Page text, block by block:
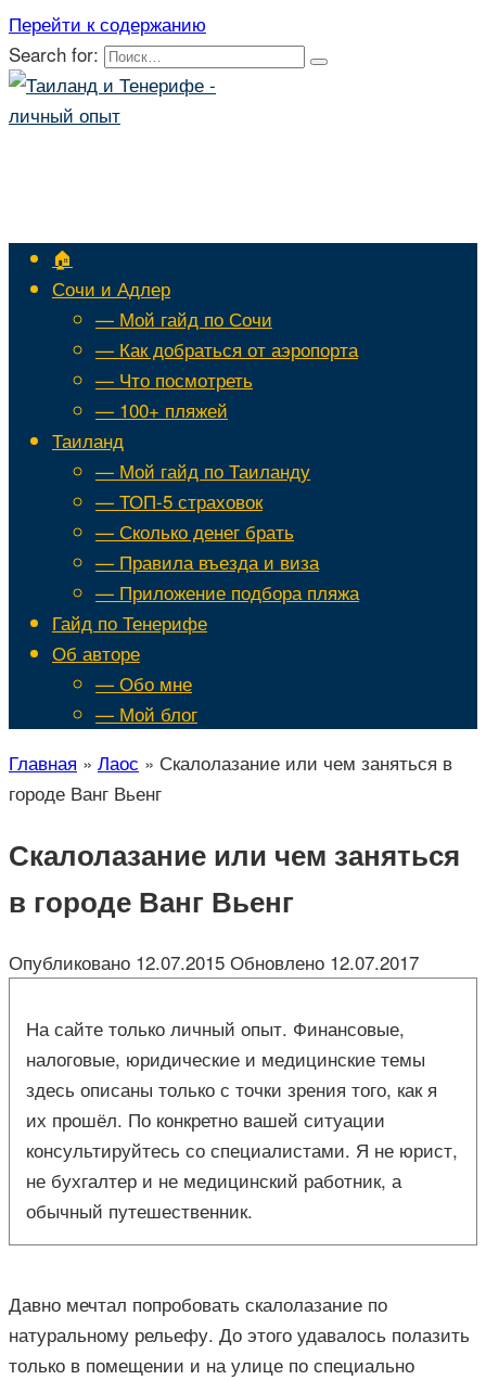
Перейти к содержанию
Search for:
🏠
Сочи и Адлер
— Мой гайд по Сочи
— Как добраться от аэропорта
— Что посмотреть
— 100+ пляжей
Таиланд
— Мой гайд по Таиланду
— ТОП-5 страховок
— Сколько денег брать
— Правила въезда и виза
— Приложение подбора пляжа
Гайд по Тенерифе
Об авторе
— Обо мне
— Мой блог
Главная » Лаос » Скалолазание или чем заняться в
городе Ванг Вьенг
Скалолазание или чем заняться
в городе Ванг Вьенг
Опубликовано 12.07.2015 Обновлено 12.07.2017
На сайте только личный опыт. Финансовые,
налоговые, юридические и медицинские темы
здесь описаны только с точки зрения того, как я
их прошёл. По конкретно вашей ситуации
консультируйтесь со специалистами. Я не юрист,
не бухгалтер и не медицинский работник, а
обычный путешественник.
Давно мечтал попробовать скалолазание по
натуральному рельефу. До этого удавалось полазить
только в помещении и на улице по специально